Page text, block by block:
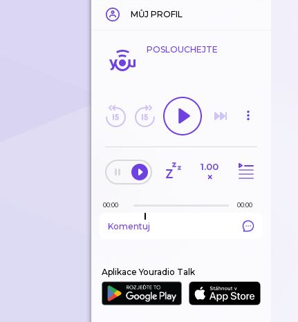
MŮJ PROFIL
POSLOUCHEJTE
1.00
×
00:00 00:00
Komentuj
Aplikace Youradio Talk